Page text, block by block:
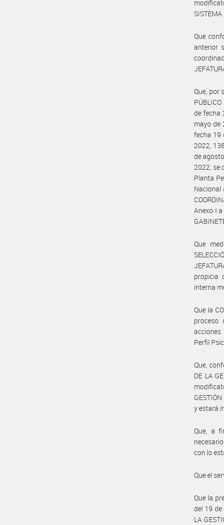
SISTEMA
Que
anterior
Que, por
de fecha
mayo de
fecha 19
2022,
de
2022; se
Planta
Nacional
Anexo I a
Que
propicia
interna
Que la
proceso
Perfil
Que,
DE LA
y estará
Que, a
con lo
Que el
Que la
del 19 de
LA